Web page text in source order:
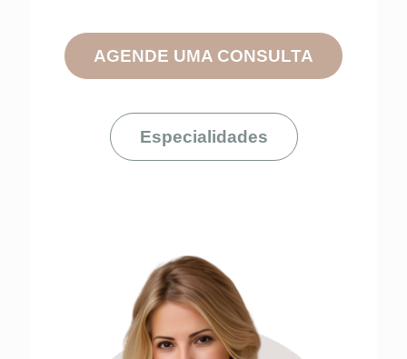
AGENDE UMA CONSULTA
Especialidades